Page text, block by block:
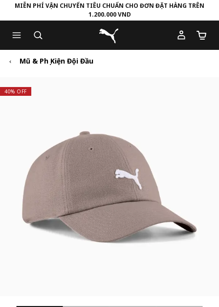
to
Main
content
to
Footer
Content
MIỄN PHÍ VẬN CHUYỂN TIÊU CHUẨN CHO ĐƠN ĐẶT HÀNG TRÊN
1.200.000 VND
Puma Trang chủ
Số
Mũ & Phụ Kiện Đội Đầu
40% OFF